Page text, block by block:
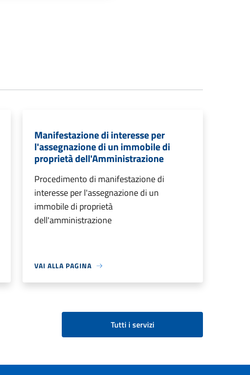
Manifestazione di interesse per
l'assegnazione di un immobile di
proprietà dell'Amministrazione
Procedimento di manifestazione di
interesse per l'assegnazione di un
immobile di proprietà
dell'amministrazione
VAI ALLA PAGINA
Tutti i servizi